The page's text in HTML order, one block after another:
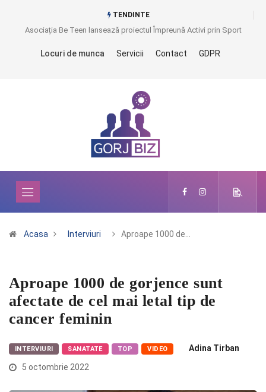
TENDINTE
Asociația Be Teen lansează proiectul Împreună Activi prin Sport
Locuri de munca Servicii Contact GDPR
Acasa Interviuri Aproape 1000 de…
Aproape 1000 de gorjence sunt
afectate de cel mai letal tip de
cancer feminin
INTERVIURI SANATATE TOP VIDEO
Adina Tirban
5 octombrie 2022